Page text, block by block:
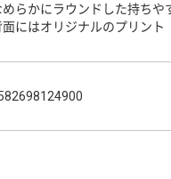
めらかにラウンドした持ち
面にはオリジナルのプリント